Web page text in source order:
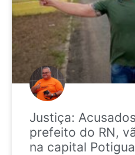
Justiça:
prefeito do RN,
na capital